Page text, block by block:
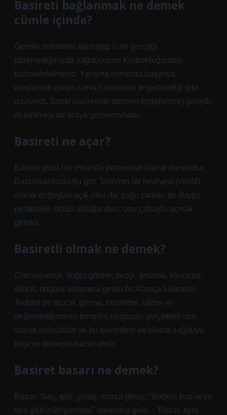
Basireti bağlanmak ne demek
cümle içinde?
Gerekli önlemleri alamayıp o an gerçeği
göremediğinizde sağduyunun kaybolduğundan
bahsedebilirsiniz. Yarışma sonunda başarıya
ulaşamadı çünkü sanki basiretinin engellendiği gibi
davrandı. Sanki basiretinin tamamı engellenmiş gibiydi;
iki kelimeyi bir araya getiremiyordu.
Basireti ne açar?
Basiret gözü her insanda potansiyel olarak mevcuttur.
Bazı insanlarda bu göz Tanrı’nın bir hediyesi (vehbî)
olarak doğuştan açık olsa da, çoğu zaman bir duygu
perdesiyle örtülü olduğundan, onu çabayla açmak
gerekir.
Basiretli olmak ne demek?
Clairvoyance, doğru görme, sezgi, anlama, kavrama,
dikkat, öngörü anlamına gelen bir Arapça kelimedir.
Tedbirli bir tüccar, görme, hissetme, bilme ve
değerlendirmenin temelini oluşturan gerçekleri tam
olarak anlayabilir ve bu becerilere ek olarak sağduyu,
bilgi ve deneyim kazanabilir.
Basiret basarı ne demek?
Basar: “baş, göz; görüş; somut görüş; “Beden, baş veya
deri gözünün görmesi” anlamına gelir… Basar, aynı